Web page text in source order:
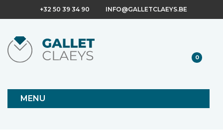
+32 50 39 34 90 INFO@GALLETCLAEYS.BE
0
MENU